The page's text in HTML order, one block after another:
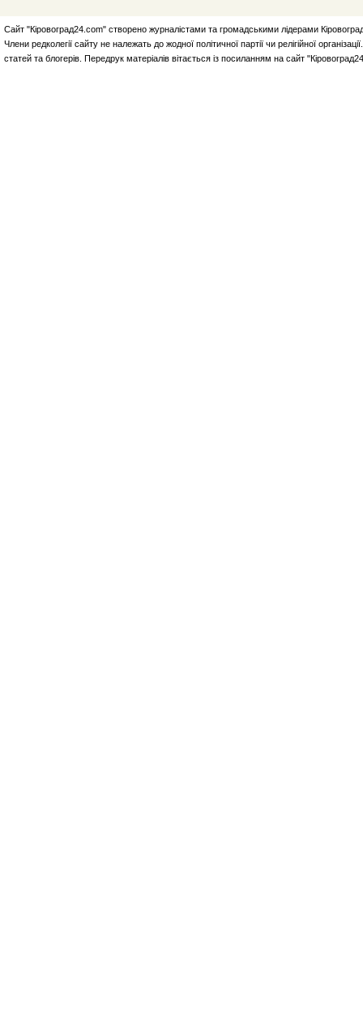
Сайт "Кіровоград24.com" створено журналістами та громадськими лідерами
Члени редколегії сайту не належать до жодної політичної партії чи релігійної
статей та блогерів. Передрук матеріалів вітається із посиланням на сайт